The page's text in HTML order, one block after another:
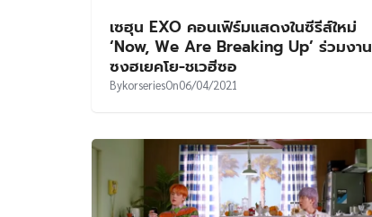
เซฮุน EXO คอนเฟิร์มแสดงในซีรีส์ใหม่
‘Now, We Are Breaking Up’ ร่วมงาน
ซงฮเยคโย-ชเวฮีซอ
BykorseriesOn06/04/2021